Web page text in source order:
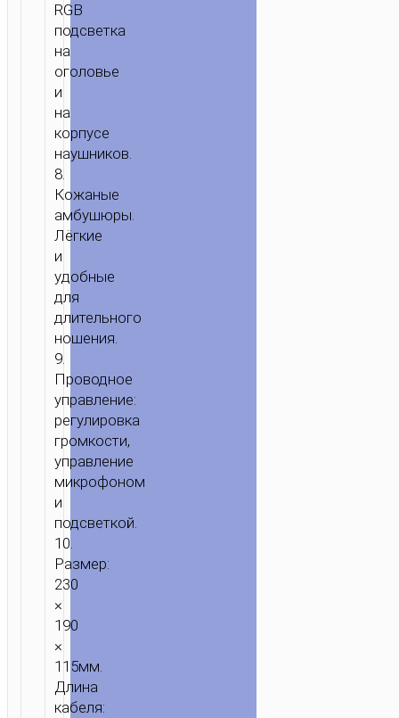
ИГРОВЫЕ
RGB
подсветка
на
оголовье
и
на
корпусе
наушников.
8.
Кожаные
амбушюры.
Лёгкие
и
удобные
для
длительного
ношения.
9.
Проводное
управление:
регулировка
громкости,
управление
микрофоном
и
подсветкой.
10.
Размер:
230
×
190
×
115мм.
Длина
кабеля: